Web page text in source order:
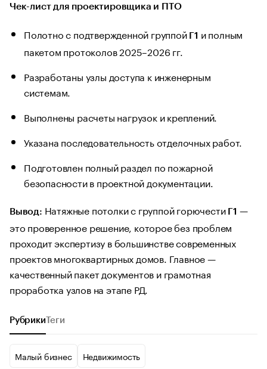
Чек-лист для проектировщика и ПТО
Полотно с подтвержденной группой Г1 и полным
пакетом протоколов 2025–2026 гг.
Разработаны узлы доступа к инженерным
системам.
Выполнены расчеты нагрузок и креплений.
Указана последовательность отделочных работ.
Подготовлен полный раздел по пожарной
безопасности в проектной документации.
Вывод: Натяжные потолки с группой горючести Г1 —
это проверенное решение, которое без проблем
проходит экспертизу в большинстве современных
проектов многоквартирных домов. Главное —
качественный пакет документов и грамотная
проработка узлов на этапе РД.
Рубрики Теги
Малый бизнес Недвижимость